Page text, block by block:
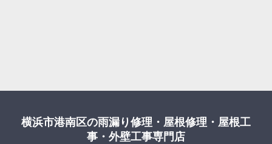
横浜市港南区の雨漏り修理・屋根修理・屋根工
事・外壁工事専門店